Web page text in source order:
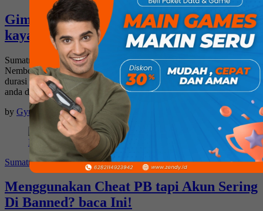
Gimana Sih Menggunakan Cheat PB
kaya Pro Player?
Sumatracit.com – Syarat mau Cit Proplayer adalah : Jangan
Nembok, Main Di Expert Dewasa. Lihatlah video Diatas Cuma
durasi 5 Menit, penjelasannya sudah sangat jelas sekali, Kalo char
anda di Banned berarti anda citnya brutal dan akhirnya di report!
by Gyuuuu 1 min read
Sumatracit.com
Menggunakan Cheat PB tapi Akun Sering
Di Banned? baca Ini!